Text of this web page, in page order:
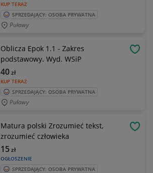
KUP TERAZ
SPRZEDAJĄCY: OSOBA PRYWATNA
Puławy
Oblicza Epok 1.1 - Zakres
podstawowy. Wyd. WSiP
KUP TERAZ
40zł
SPRZEDAJĄCY: OSOBA PRYWATNA
Puławy
Matura polski Zrozumieć tekst,
zrozumieć człowieka
OGŁOSZENIE
15zł
SPRZEDAJĄCY: OSOBA PRYWATNA